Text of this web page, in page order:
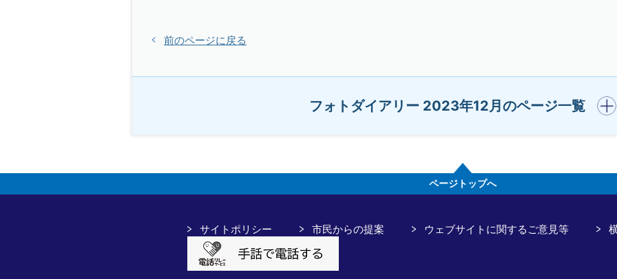
前のページに戻る
フォトダイアリー 2023年12月のページ一覧
開く
ページトップへ
サイトポリシー 市民からの提案 ウェブサイトに関するご意見等